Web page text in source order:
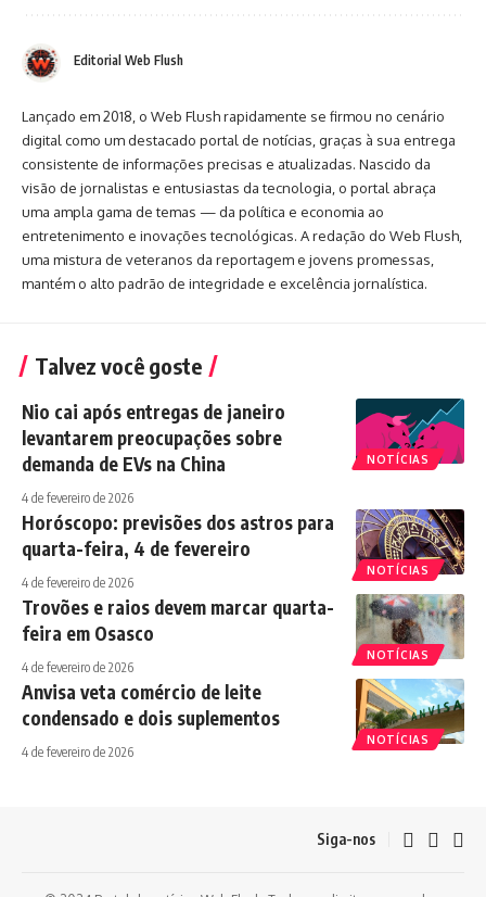
Editorial Web Flush
Lançado em 2018, o Web Flush rapidamente se firmou no cenário
digital como um destacado portal de notícias, graças à sua entrega
consistente de informações precisas e atualizadas. Nascido da
visão de jornalistas e entusiastas da tecnologia, o portal abraça
uma ampla gama de temas — da política e economia ao
entretenimento e inovações tecnológicas. A redação do Web Flush,
uma mistura de veteranos da reportagem e jovens promessas,
mantém o alto padrão de integridade e excelência jornalística.
Talvez você goste
NOTÍCIAS
Nio cai após entregas de janeiro
levantarem preocupações sobre
demanda de EVs na China
4 de fevereiro de 2026
NOTÍCIAS
Horóscopo: previsões dos astros para
quarta-feira, 4 de fevereiro
4 de fevereiro de 2026
NOTÍCIAS
Trovões e raios devem marcar quarta-
feira em Osasco
4 de fevereiro de 2026
NOTÍCIAS
Anvisa veta comércio de leite
condensado e dois suplementos
4 de fevereiro de 2026
Siga-nos